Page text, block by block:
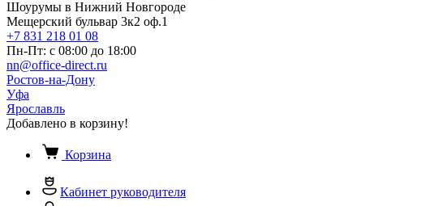
Шоурумы в Нижний Новгороде
Мещерский бульвар 3к2 оф.1
+7 831 218 01 08
Пн-Пт: с 08:00 до 18:00
nn@office-direct.ru
Ростов-на-Дону
Уфа
Ярославль
Добавлено в корзину!
Корзина
Кабинет руководителя